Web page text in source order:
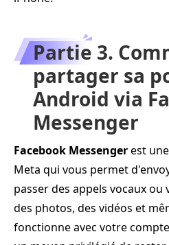
Partie 3.
partager sa
Android via
Messenger
Facebook Messengerest
Meta qui vous permet
passer des appels vocaux
des photos, des vidéos et
fonctionne avec votre